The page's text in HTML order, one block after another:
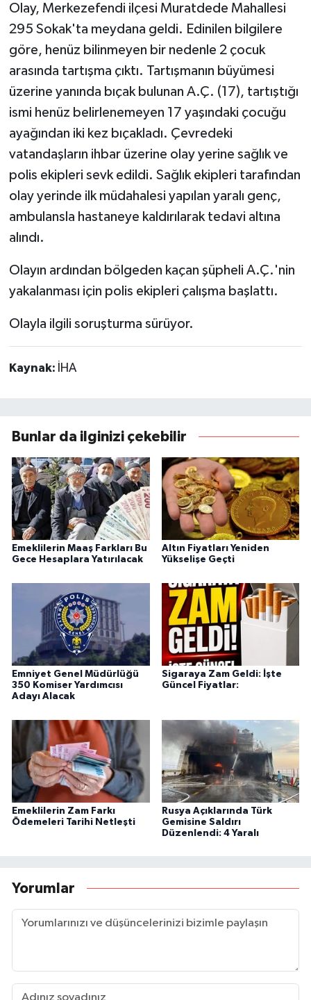
Olay, Merkezefendi ilçesi Muratdede Mahallesi
295 Sokak'ta meydana geldi. Edinilen bilgilere
göre, henüz bilinmeyen bir nedenle 2 çocuk
arasında tartışma çıktı. Tartışmanın büyümesi
üzerine yanında bıçak bulunan A.Ç. (17), tartıştığı
ismi henüz belirlenemeyen 17 yaşındaki çocuğu
ayağından iki kez bıçakladı. Çevredeki
vatandaşların ihbar üzerine olay yerine sağlık ve
polis ekipleri sevk edildi. Sağlık ekipleri tarafından
olay yerinde ilk müdahalesi yapılan yaralı genç,
ambulansla hastaneye kaldırılarak tedavi altına
alındı.
Olayın ardından bölgeden kaçan şüpheli A.Ç.'nin
yakalanması için polis ekipleri çalışma başlattı.
Olayla ilgili soruşturma sürüyor.
Kaynak: İHA
Bunlar da ilginizi çekebilir
Emeklilerin Maaş Farkları Bu
Gece Hesaplara Yatırılacak
Altın Fiyatları Yeniden
Yükselişe Geçti
Emniyet Genel Müdürlüğü
350 Komiser Yardımcısı
Adayı Alacak
Sigaraya Zam Geldi: İşte
Güncel Fiyatlar:
Emeklilerin Zam Farkı
Ödemeleri Tarihi Netleşti
Rusya Açıklarında Türk
Gemisine Saldırı
Düzenlendi: 4 Yaralı
Yorumlar